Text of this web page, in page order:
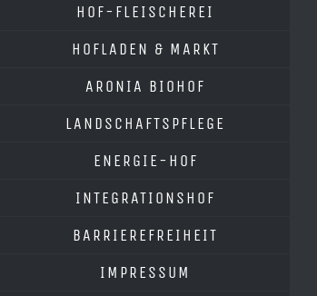
HOF-FLEISCHEREI
HOFLADEN & MARKT
ARONIA BIOHOF
LANDSCHAFTSPFLEGE
ENERGIE-HOF
INTEGRATIONSHOF
BARRIEREFREIHEIT
IMPRESSUM